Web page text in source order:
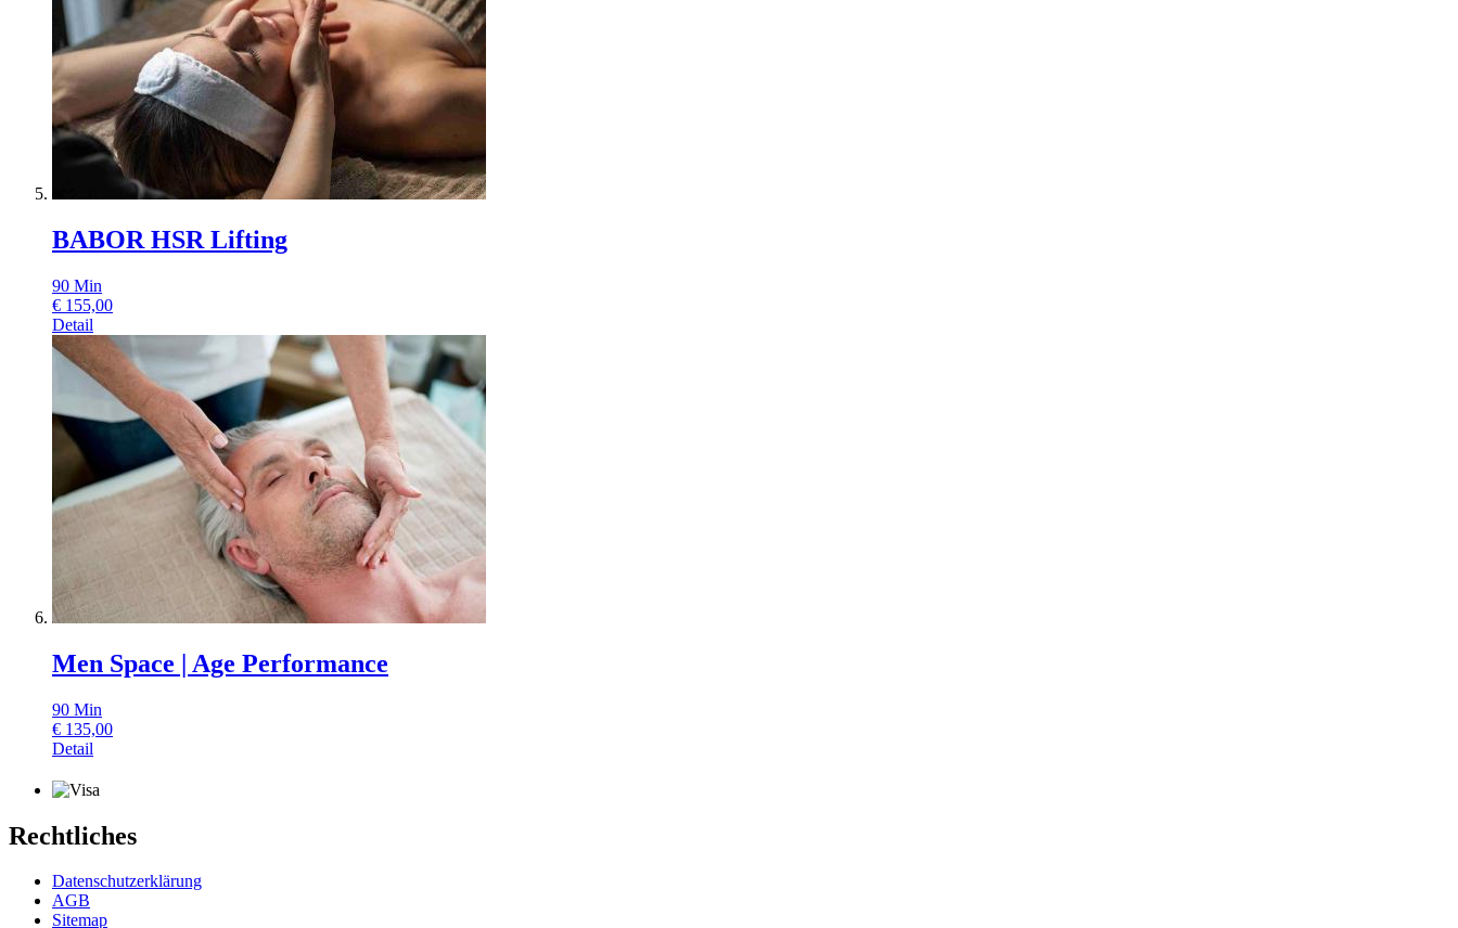
BABOR HSR Lifting
90 Min
€ 155,00
Detail
Men Space | Age Performance
90 Min
€ 135,00
Detail
Rechtliches
Datenschutzerklärung
AGB
Sitemap